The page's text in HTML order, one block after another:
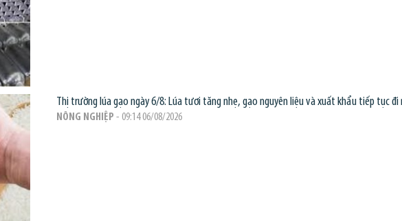
Thị trường lúa gạo ngày 6/8: Lúa tươi tăng nhẹ, gạo nguyên liệu và xuất khẩu tiếp tục đi
NÔNG NGHIỆP - 09:14 06/08/2026